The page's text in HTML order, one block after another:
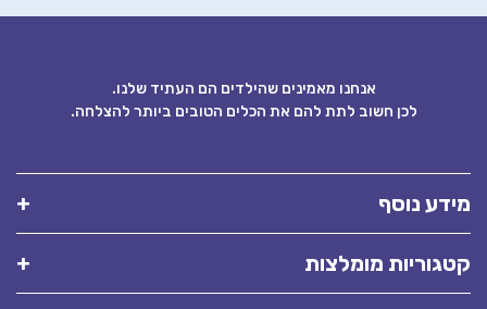
אנחנו מאמינים שהילדים הם העתיד שלנו.
לכן חשוב לתת להם את הכלים הטובים ביותר להצלחה.
נוסף
מומלצות